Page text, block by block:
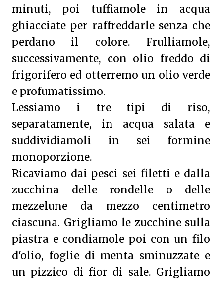
minuti, poi tuffiamole in acqua
ghiacciate per raffreddarle senza che
perdano il colore. Frulliamole,
successivamente, con olio freddo di
frigorifero ed otterremo un olio verde
e profumatissimo.
Lessiamo i tre tipi di riso,
separatamente, in acqua salata e
suddividiamoli in sei formine
monoporzione.
Ricaviamo dai pesci sei filetti e dalla
zucchina delle rondelle o delle
mezzelune da mezzo centimetro
ciascuna. Grigliamo le zucchine sulla
piastra e condiamole poi con un filo
d'olio, foglie di menta sminuzzate e
un pizzico di fior di sale. Grigliamo